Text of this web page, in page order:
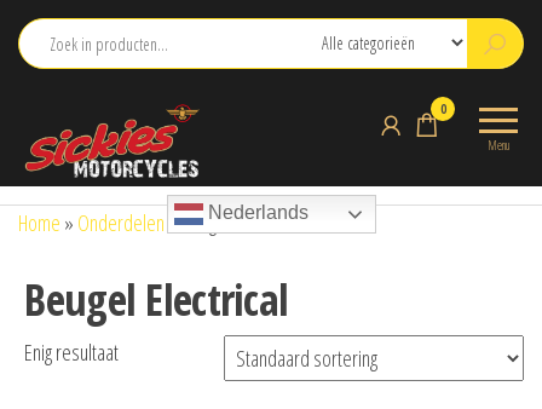
naar
Menu
0
Nederlands
Home » Onderdelen »Beugel Electrical
Beugel Electrical
Enig resultaat